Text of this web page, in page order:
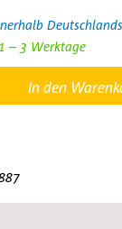
Deutschlands
– 3 Werktage
In den